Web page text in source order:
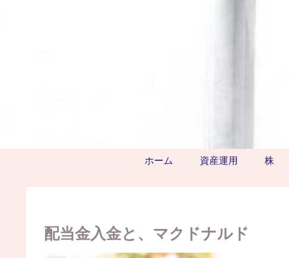
ホーム 資産運用 株
配当金入金と、マクドナルド